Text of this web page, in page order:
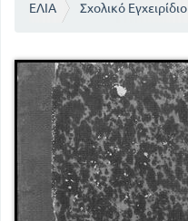
ΕΛΙΑ Σχολικό Εγχειρίδιο